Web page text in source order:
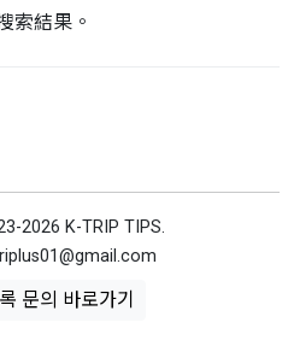
索結果。
2026 K-TRIP TIPS.
문의 바로가기